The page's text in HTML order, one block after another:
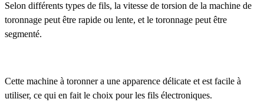
Selon différents types de fils, la vitesse de torsion de la machine de
toronnage peut être rapide ou lente, et le toronnage peut être
segmenté.
Cette machine à toronner a une apparence délicate et est facile à
utiliser, ce qui en fait le choix pour les fils électroniques.